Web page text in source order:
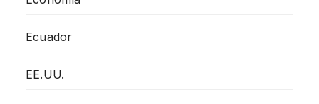
Ecuador
EE.UU.